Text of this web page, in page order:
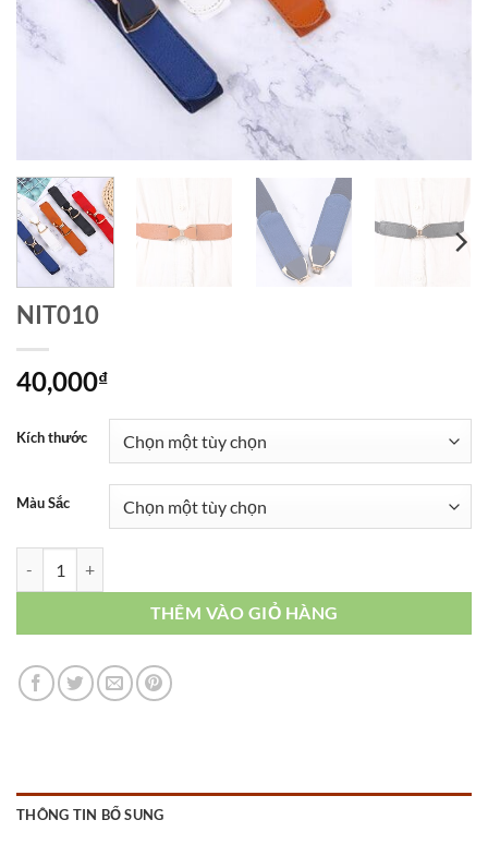
NIT010
40,000₫
Kích thước
Màu Sắc
THÊM VÀO GIỎ HÀNG
THÔNG TIN BỔ SUNG